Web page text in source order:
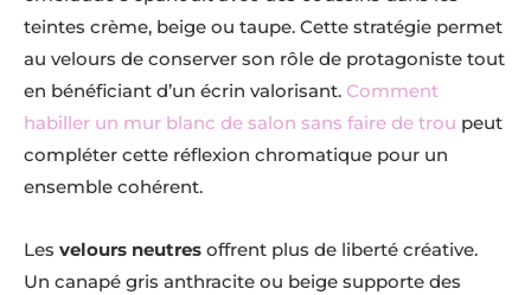
teintes crème, beige ou taupe. Cette stratégie permet
au velours de conserver son rôle de protagoniste tout
en bénéficiant d’un écrin valorisant. Comment
habiller un mur blanc de salon sans faire de trou peut
compléter cette réflexion chromatique pour un
ensemble cohérent.
Les velours neutres offrent plus de liberté créative.
Un canapé gris anthracite ou beige supporte des